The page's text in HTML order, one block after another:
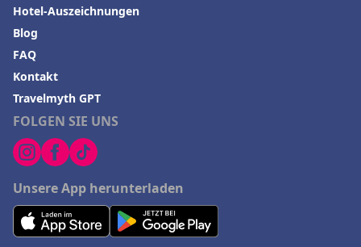
FOLGEN SIE UNS
Unsere App herunterladen
Hotel-Auszeichnungen
Blog
FAQ
Kontakt
Travelmyth GPT